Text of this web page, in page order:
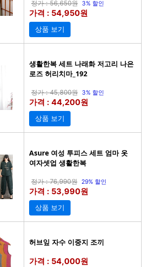
정가 : 56,650원 3% 할인
가격 : 54,950원
상품 보기
생활한복 세트 나래화 저고리 나은
로즈 허리치마_192
정가 : 45,800원 3% 할인
가격 : 44,200원
상품 보기
Asure 여성 투피스 세트 엄마 옷
여자셋업 생활한복
정가 : 76,990원 29% 할인
가격 : 53,990원
상품 보기
허브잎 자수 이중지 조끼
가격 : 54,000원